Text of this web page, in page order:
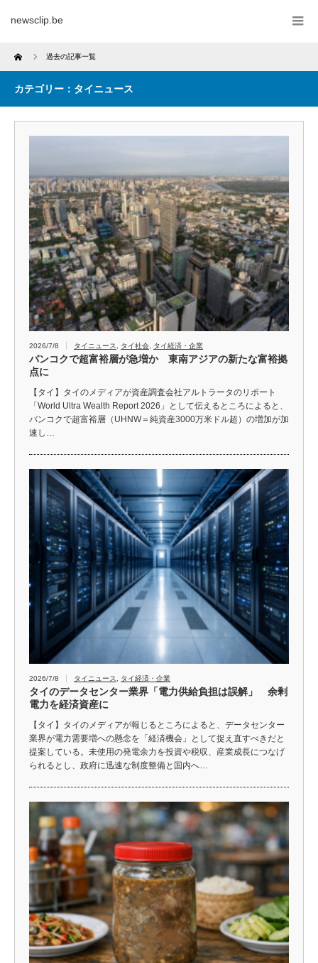
newsclip.be
Home 過去の記事一覧
カテゴリー：タイニュース
2026/7/8 タイニュース タイ社会 タイ経済・企業
バンコクで超富裕層が急増か 東南アジアの新たな富裕拠
点に
【タイ】タイのメディアが資産調査会社アルトラータのリポート
「World Ultra Wealth Report 2026」として伝えるところによると、
バンコクで超富裕層（UHNW＝純資産3000万米ドル超）の増加が加
速し…
2026/7/8 タイニュース タイ経済・企業
タイのデータセンター業界「電力供給負担は誤解」 余剰
電力を経済資産に
【タイ】タイのメディアが報じるところによると、データセンター
業界が電力需要増への懸念を「経済機会」として捉え直すべきだと
提案している。未使用の発電余力を投資や税収、産業成長につなげ
られるとし、政府に迅速な制度整備と国内へ…